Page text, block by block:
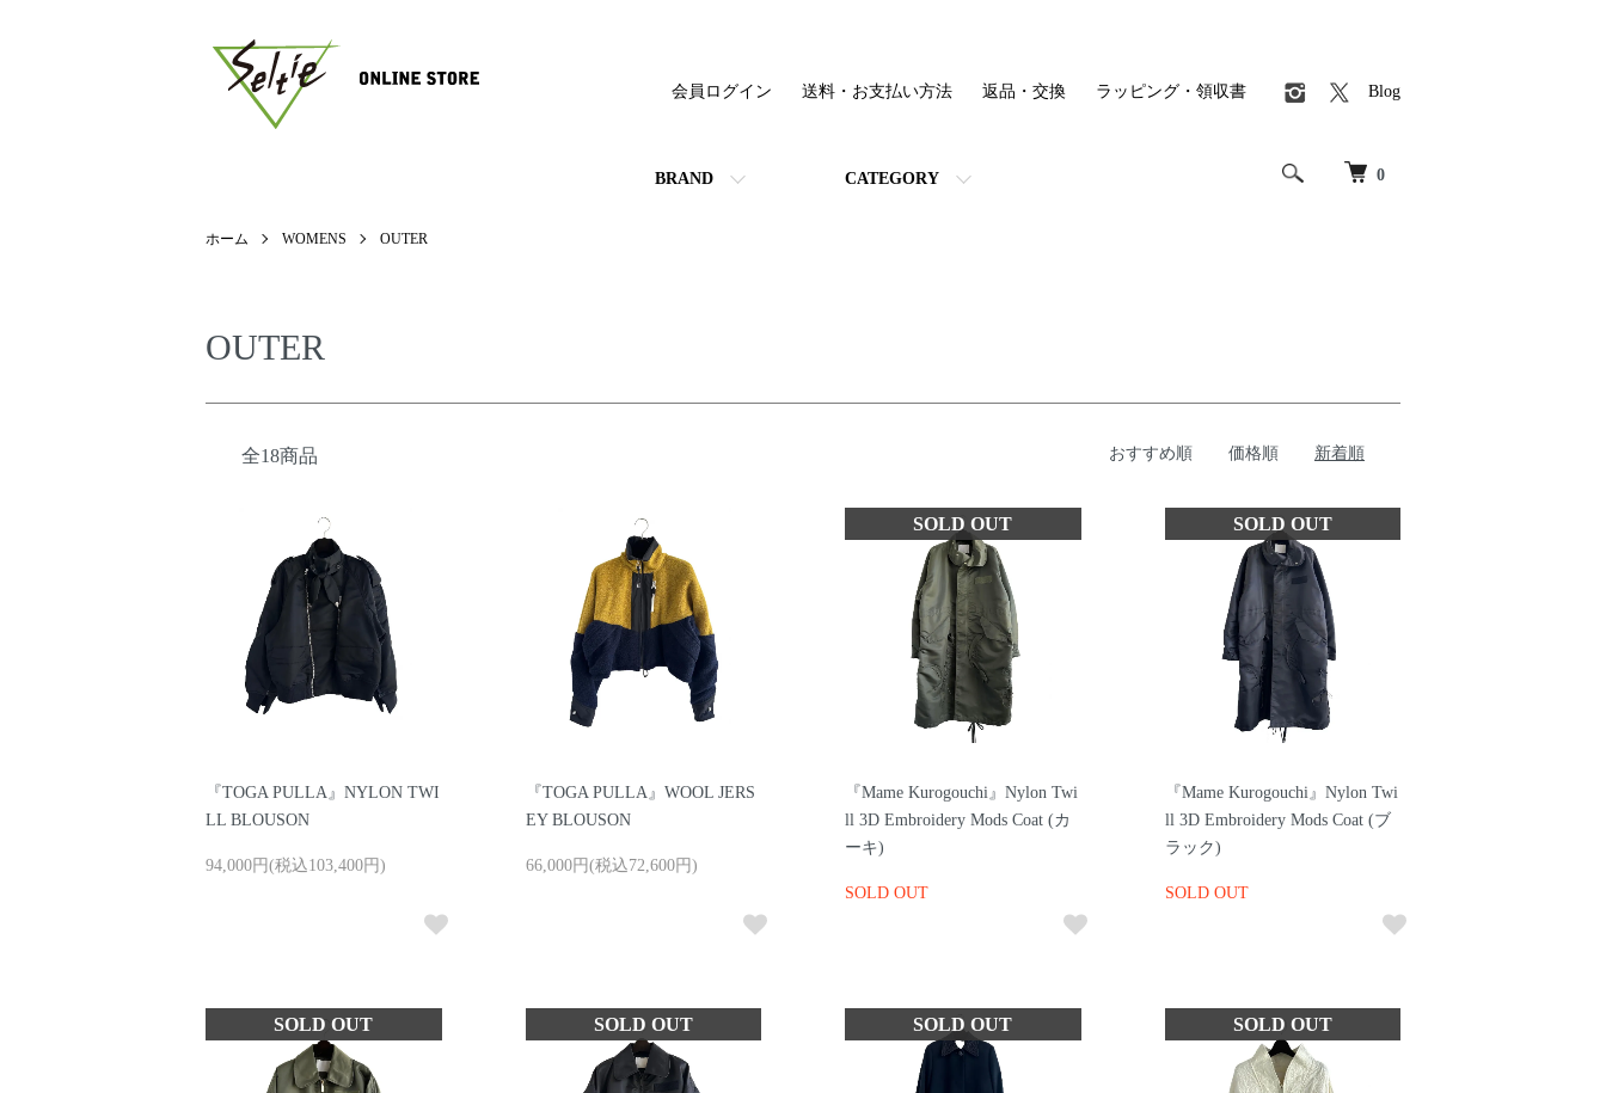
0
BRAND CATEGORY
会員ログイン 送料・お支払い方法 返品・交換 ラッピング・領収書 Blog
ホーム WOMENS OUTER
OUTER
全18商品 おすすめ順 価格順 新着順
『TOGA PULLA』NYLON TWI
LL BLOUSON
94,000円(税込103,400円)
『TOGA PULLA』WOOL JERS
EY BLOUSON
66,000円(税込72,600円)
『Mame Kurogouchi』Nylon Twi
ll 3D Embroidery Mods Coat (カ
ーキ)
SOLD OUT
『Mame Kurogouchi』Nylon Twi
ll 3D Embroidery Mods Coat (ブ
ラック)
SOLD OUT